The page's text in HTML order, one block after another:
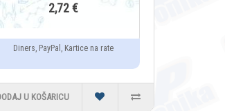
2,72 €
Diners, PayPal, Kartice na rate
U KOŠARICU